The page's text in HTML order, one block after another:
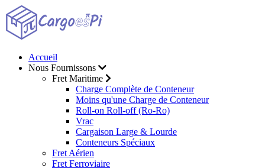
Accueil
Nous Fournissons
Fret Maritime
Charge Complète de Conteneur
Moins qu'une Charge de Conteneur
Roll-on Roll-off (Ro-Ro)
Vrac
Cargaison Large & Lourde
Conteneurs Spéciaux
Fret Aérien
Fret Ferroviaire